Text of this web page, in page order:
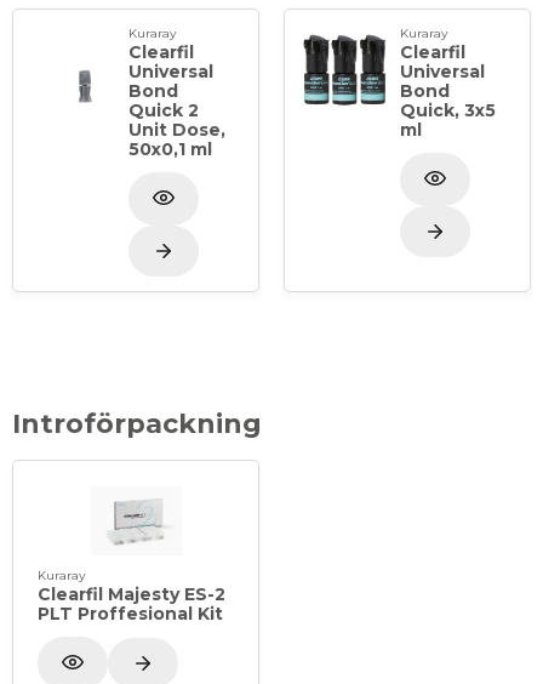
Kuraray
Clearfil
Universal
Bond
Quick 2
Unit Dose,
50x0,1 ml
Kuraray
Clearfil
Universal
Bond
Quick, 3x5
ml
Introförpackning
Kuraray
Clearfil Majesty ES-2
PLT Proffesional Kit